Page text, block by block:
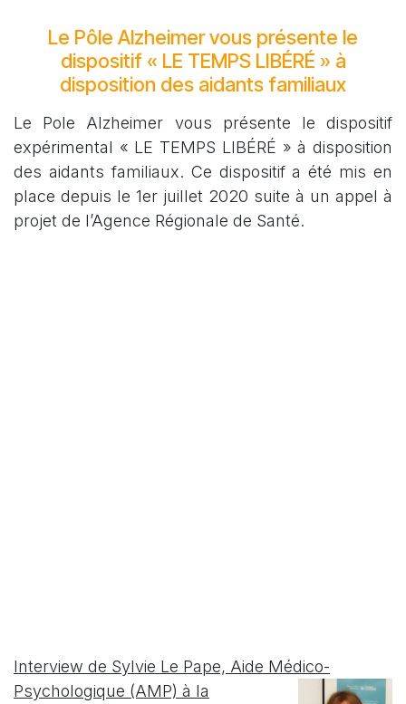
Le Pôle Alzheimer vous présente le
dispositif « LE TEMPS LIBÉRÉ » à
disposition des aidants familiaux
Le Pole Alzheimer vous présente le dispositif
expérimental « LE TEMPS LIBÉRÉ » à disposition
des aidants familiaux. Ce dispositif a été mis en
place depuis le 1er juillet 2020 suite à un appel à
projet de l’Agence Régionale de Santé.
Interview de Sylvie Le Pape, Aide Médico-
Psychologique (AMP) à la